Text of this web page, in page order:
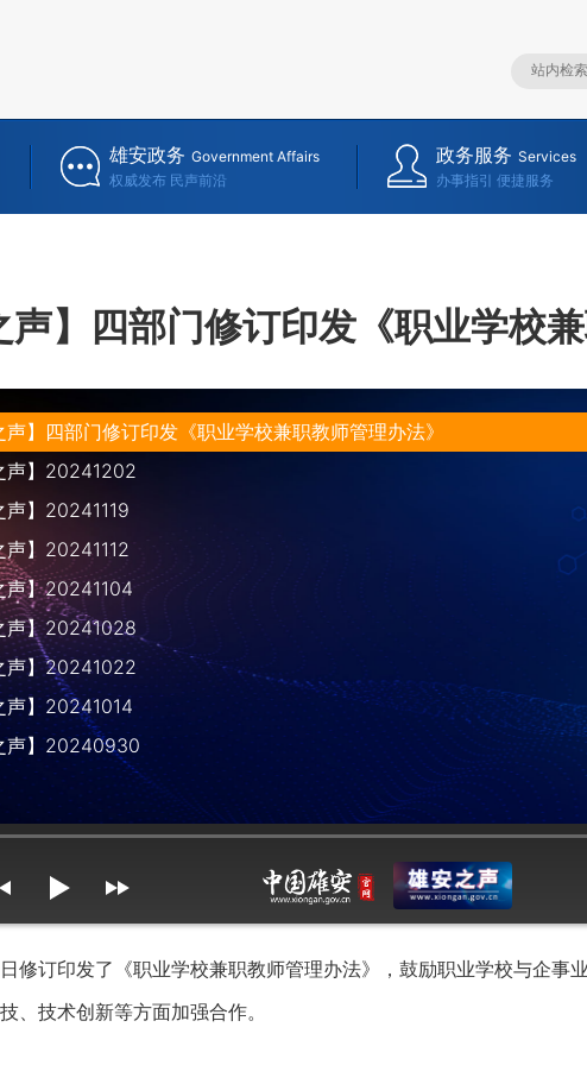
雄安政务 Government Affairs
权威发布 民声前沿
政务服务 Services
办事指引 便捷服务
声】四部门修订印发《职业学校
声】四部门修订印发《职业学校兼职教师管理办法》
声】20241202
声】20241119
声】20241112
声】20241104
声】20241028
声】20241022
声】20241014
声】20240930
mute max volume
订印发了《职业学校兼职教师管理办法》，鼓励职业学校与企事
、技术创新等方面加强合作。